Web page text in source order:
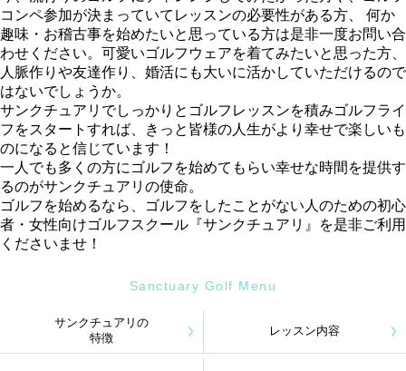
コンペ参加が決まっていてレッスンの必要性がある方、 何か
趣味・お稽古事を始めたいと思っている方は是非一度お問い合
わせください。可愛いゴルフウェアを着てみたいと思った方、
人脈作りや友達作り、婚活にも大いに活かしていただけるので
はないでしょうか。
サンクチュアリでしっかりとゴルフレッスンを積みゴルフライ
フをスタートすれば、きっと皆様の人生がより幸せで楽しいも
のになると信じています！
一人でも多くの方にゴルフを始めてもらい幸せな時間を提供す
るのがサンクチュアリの使命。
ゴルフを始めるなら、ゴルフをしたことがない人のための初心
者・女性向けゴルフスクール『サンクチュアリ』を是非ご利用
くださいませ！
Sanctuary Golf Menu
サンクチュアリの
特徴
レッスン内容